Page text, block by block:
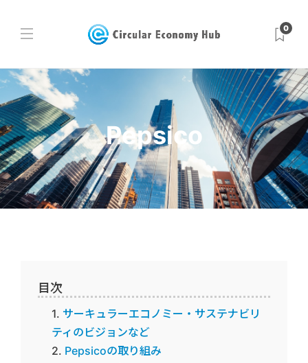
0
Pepsico
目次
サーキュラーエコノミー・サステナビリ
ティのビジョンなど
Pepsicoの取り組み